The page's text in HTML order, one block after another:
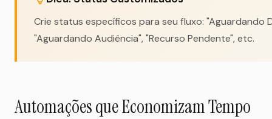
Crie status específicos para seu fluxo: "Aguardando
"Aguardando Audiência", "Recurso Pendente", etc.
Automações que Economizam Tempo